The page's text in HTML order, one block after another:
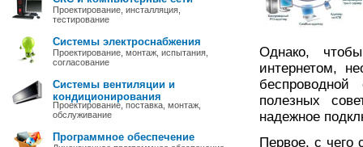
Проектирование, инсталляция,
тестирование
Системы электроснабжения
Проектирование, монтаж, испытания,
согласование
Системы вентиляции и
кондиционирования
Проектирование, поставка, монтаж,
обслуживание
Программное обеспечение
Однако,
интернетом,
полезных
надежное
Первое, с чего